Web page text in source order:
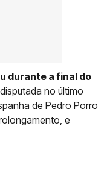
durante a final do
no último
de Pedro Porro
e